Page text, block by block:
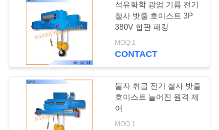
석유화학 광업 기름 전기
철사 밧줄 호이스트 3P
380V 합판 패킹
MOQ:1
CONTACT
물자 취급 전기 철사 밧줄
호이스트 늘어진 원격 제
어
MOQ:1